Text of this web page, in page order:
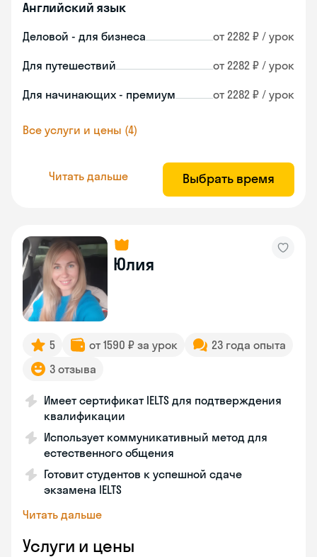
Английский язык
Деловой - для бизнеса от 2282 ₽ / урок
Для путешествий от 2282 ₽ / урок
Для начинающих - премиум от 2282 ₽ / урок
Все услуги и цены (4)
Читать дальше Выбрать время
Юлия
5 от 1590 ₽ за урок
23 года опыта
3 отзыва
Имеет сертификат IELTS для подтверждения
квалификации
Использует коммуникативный метод для
естественного общения
Готовит студентов к успешной сдаче
экзамена IELTS
Читать дальше
Услуги и цены